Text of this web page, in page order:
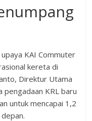
KAI Commuter
kereta di
Direktur Utama
pengadaan KRL baru
untuk mencapai 1,2